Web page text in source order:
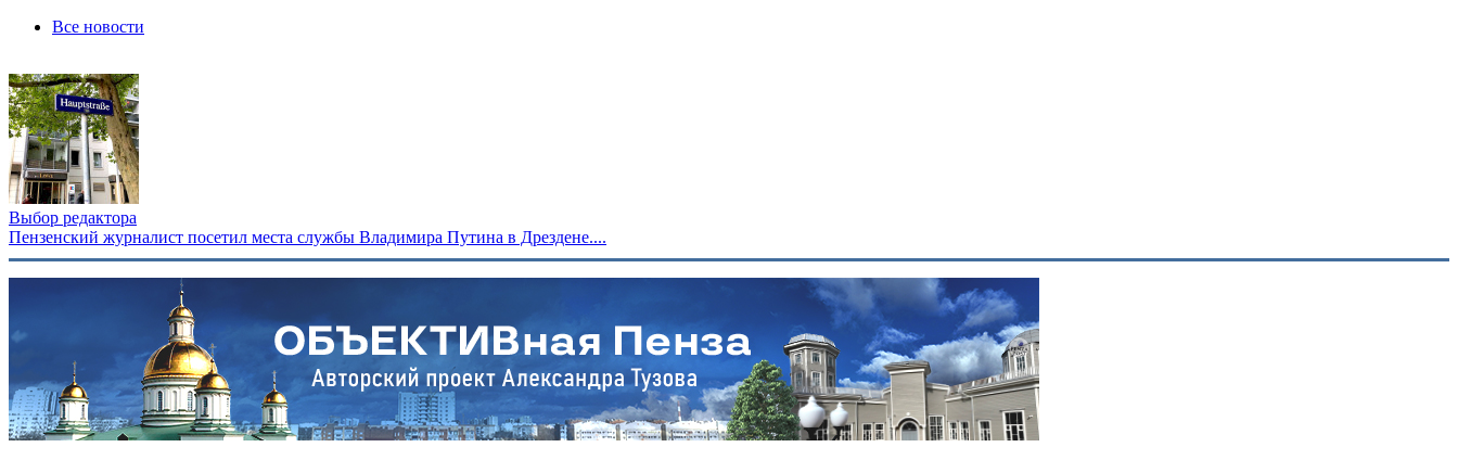
Все новости
Выбор редактора
Пензенский журналист посетил места службы Владимира Путина в Дрездене....